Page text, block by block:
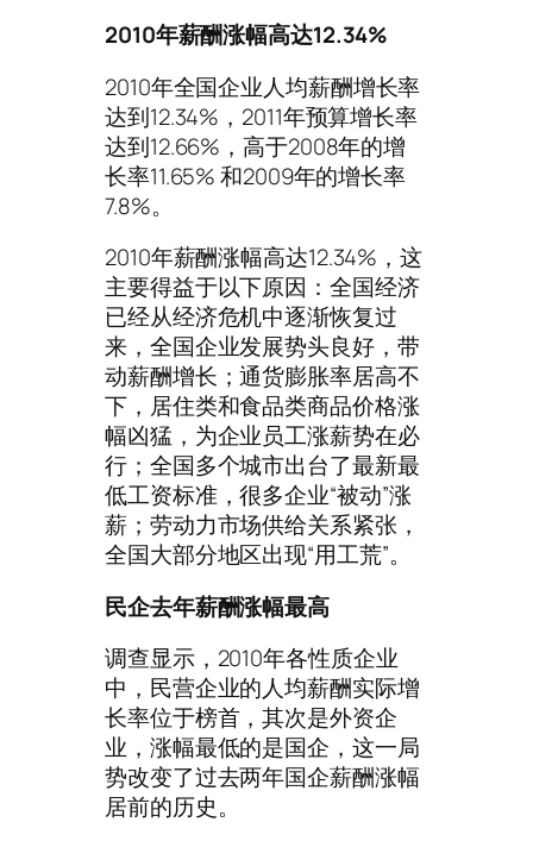
2010年薪酬涨幅高达12.34%
2010年全国企业人均薪酬增长率
达到12.34%，2011年预算增长率
达到12.66%，高于2008年的增
长率11.65% 和2009年的增长率
7.8%。
2010年薪酬涨幅高达12.34%，这
主要得益于以下原因：全国经济
已经从经济危机中逐渐恢复过
来，全国企业发展势头良好，带
动薪酬增长；通货膨胀率居高不
下，居住类和食品类商品价格涨
幅凶猛，为企业员工涨薪势在必
行；全国多个城市出台了最新最
低工资标准，很多企业“被动”涨
薪；劳动力市场供给关系紧张，
全国大部分地区出现“用工荒”。
民企去年薪酬涨幅最高
调查显示，2010年各性质企业
中，民营企业的人均薪酬实际增
长率位于榜首，其次是外资企
业，涨幅最低的是国企，这一局
势改变了过去两年国企薪酬涨幅
居前的历史。